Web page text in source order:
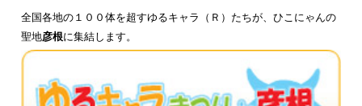
全国各地の１００体を超すゆるキャラ（Ｒ）たちが、ひこにゃんの
聖地彦根に集結します。